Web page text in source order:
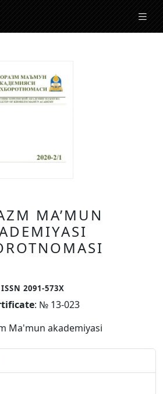
MA’MUN
ISSN 2091-573X
: № 13-023
Ma'mun akademiyasi